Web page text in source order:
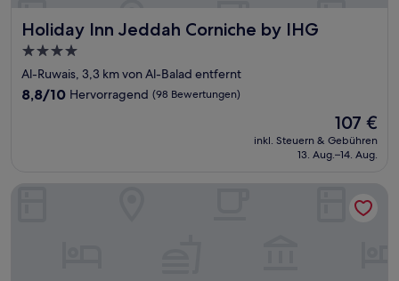
Holiday Inn Jeddah Corniche by IHG
Holiday Inn Jeddah Corniche by IHG
4.0-
Sterne-
Unterkunft
Al-Ruwais, 3,3 km von Al-Balad entfernt
8.8
8,8/10 Hervorragend (98 Bewertungen)
Der
Preis
beträgt
107 €
inkl. Steuern & Gebühren
13. Aug.–14. Aug.